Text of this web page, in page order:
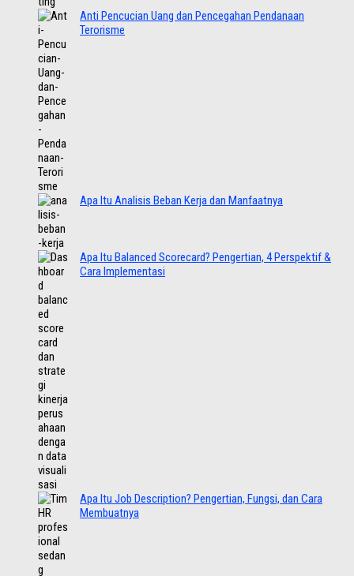
Anti Pencucian Uang dan Pencegahan Pendanaan
Terorisme
Apa Itu Analisis Beban Kerja dan Manfaatnya
Apa Itu Balanced Scorecard? Pengertian, 4 Perspektif &
Cara Implementasi
Apa Itu Job Description? Pengertian, Fungsi, dan Cara
Membuatnya